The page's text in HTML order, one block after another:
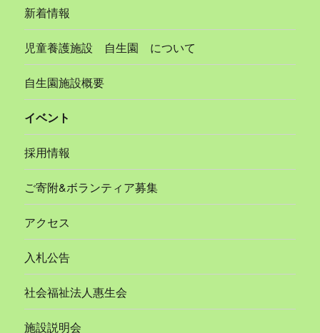
新着情報
児童養護施設 自生園 について
自生園施設概要
イベント
採用情報
ご寄附&ボランティア募集
アクセス
入札公告
社会福祉法人惠生会
施設説明会